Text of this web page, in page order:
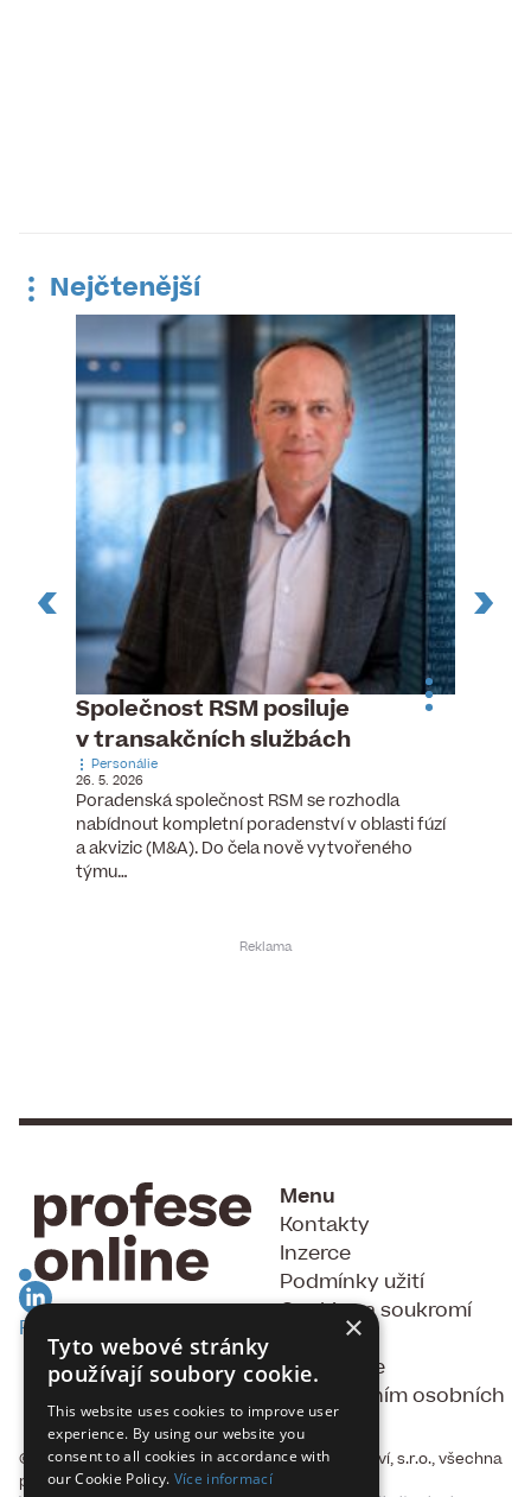
Nejčtenější
Společnost RSM posiluje
v transakčních službách
Personálie
26. 5. 2026
Poradenská společnost RSM se rozhodla
nabídnout kompletní poradenství v oblasti fúzí
a akvizic (M&A). Do čela nově vytvořeného
týmu…
RSS Feed
Menu
Kontakty
Inzerce
Podmínky užití
Cookies a soukromí
Souhlas se
zpracováním osobních
údajů
© 2015 - 2026, Fakta, vydavatelství a nakladatelství, s.r.o., všechna
práva vyhrazena
×
Tyto webové stránky
používají soubory cookie.
This website uses cookies to improve user
experience. By using our website you
consent to all cookies in accordance with
our Cookie Policy. Více informací